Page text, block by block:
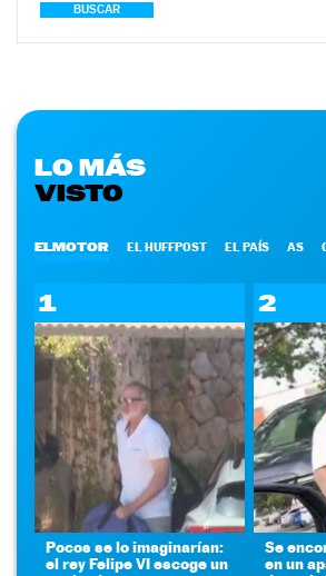
BUSCAR
LO MÁS
VISTO
ELMOTOR EL HUFFPOST EL PAÍS AS
1
Pocos se lo imaginarían:
el rey Felipe VI escoge un
2
Se
en un